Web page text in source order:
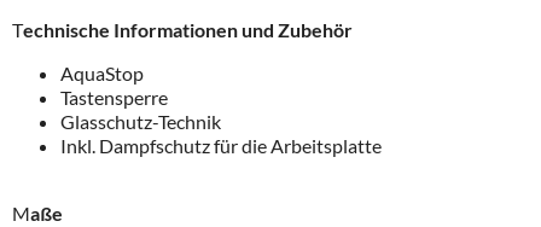
Technische Informationen und Zubehör
AquaStop
Tastensperre
Glasschutz-Technik
Inkl. Dampfschutz für die Arbeitsplatte
Maße